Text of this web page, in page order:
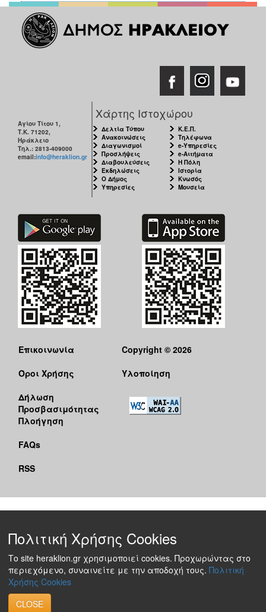
Αγίου Τίτου 1,
Τ.Κ. 71202,
Ηράκλειο
Τηλ.: 2813-409000
email:info@heraklion.gr
Χάρτης Ιστοχώρου
Δελτία Τύπου
Ανακοινώσεις
Διαγωνισμοί
Προσλήψεις
Διαβουλεύσεις
Εκδηλώσεις
Ο Δήμος
Υπηρεσίες
Κ.Ε.Π.
Τηλέφωνα
e-Υπηρεσίες
e-Αιτήματα
Η Πόλη
Ιστορία
Κνωσός
Μουσεία
Επικοινωνία
Όροι Χρήσης
Δήλωση
Προσβασιμότητας
Πλοήγηση
FAQs
RSS
Copyright © 2026
Υλοποίηση
Πολιτική Χρήσης Cookies
Το site heraklion.gr χρησιμοποιεί cookies. Προχωρώντας στο
περιεχόμενο, συναινείτε με την αποδοχή τους. Πολιτική
Χρήσης Cookies
CLOSE